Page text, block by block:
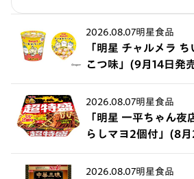
2026.08.07明星食品
「明星 チャルメラ
こつ味」(9月14日発
2026.08.07明星食品
「明星 一平ちゃん夜
らしマヨ2個付」(8
2026.08.07明星食品